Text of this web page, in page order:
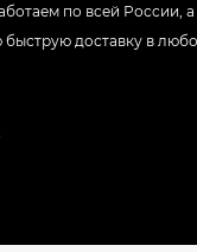
по всей России,
доставку в